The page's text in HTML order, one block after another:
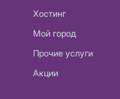
Хостинг
Мой город
Прочие услуги
Акции